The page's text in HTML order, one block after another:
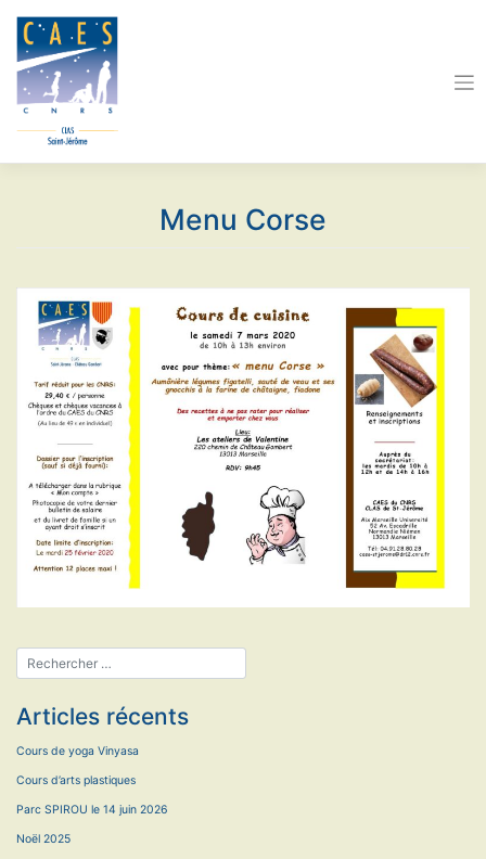
content
Menu Corse
Articles récents
Cours de yoga Vinyasa
Cours d’arts plastiques
Parc SPIROU le 14 juin 2026
Noël 2025